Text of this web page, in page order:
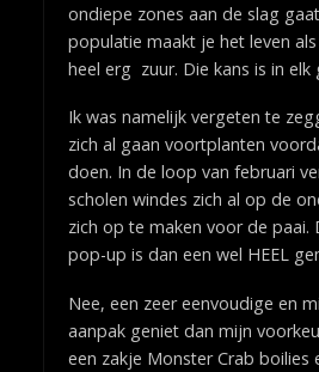
ondiepe zones aan de slag
populatie maakt je het leven
heel erg zuur. Die kans is in elk
Ik was namelijk vergeten te
zich al gaan voortplanten
doen. In de loop van februari
scholen windes zich al op de
zich op te maken voor de paai.
pop-up is dan een wel HEEL
Nee, een zeer eenvoudige en
aanpak geniet dan mijn
een zakje Monster Crab boilies